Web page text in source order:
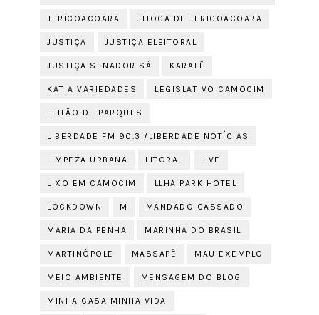
JERICOACOARA JIJOCA DE JERICOACOARA
JUSTIÇA JUSTIÇA ELEITORAL
JUSTIÇA SENADOR SÁ KARATÊ
KATIA VARIEDADES LEGISLATIVO CAMOCIM
LEILÃO DE PARQUES
LIBERDADE FM 90.3 /LIBERDADE NOTÍCIAS
LIMPEZA URBANA LITORAL LIVE
LIXO EM CAMOCIM LLHA PARK HOTEL
LOCKDOWN M MANDADO CASSADO
MARIA DA PENHA MARINHA DO BRASIL
MARTINÓPOLE MASSAPÊ MAU EXEMPLO
MEIO AMBIENTE MENSAGEM DO BLOG
MINHA CASA MINHA VIDA